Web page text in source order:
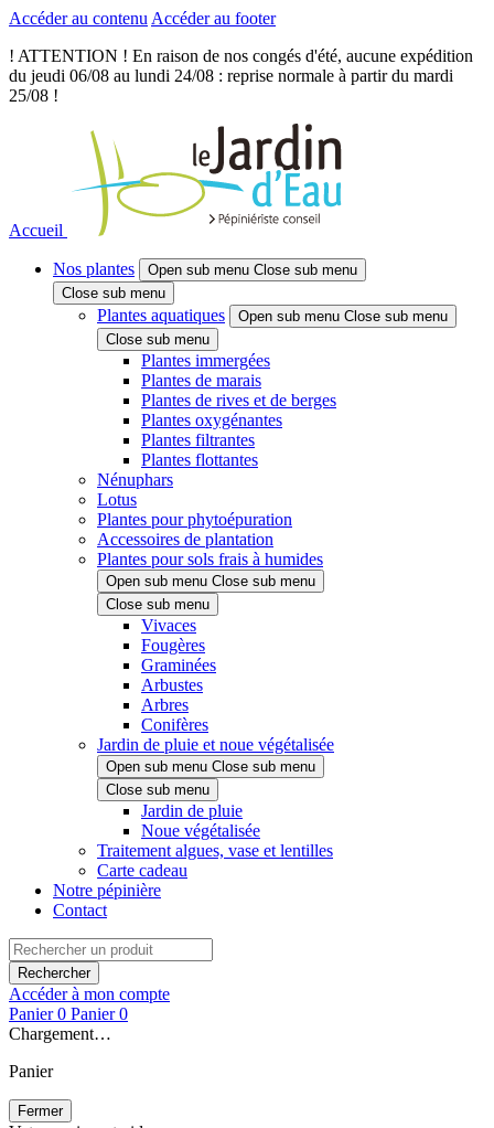
Accéder au contenu Accéder au footer
! ATTENTION ! En raison de nos congés d'été, aucune expédition
du jeudi 06/08 au lundi 24/08 : reprise normale à partir du mardi
25/08 !
Accueil
Nos plantes Open sub menu Close sub menu
Close sub menu
Plantes aquatiques Open sub menu Close sub menu
Close sub menu
Plantes immergées
Plantes de marais
Plantes de rives et de berges
Plantes oxygénantes
Plantes filtrantes
Plantes flottantes
Nénuphars
Lotus
Plantes pour phytoépuration
Accessoires de plantation
Plantes pour sols frais à humides
Open sub menu Close sub menu
Close sub menu
Vivaces
Fougères
Graminées
Arbustes
Arbres
Conifères
Jardin de pluie et noue végétalisée
Open sub menu Close sub menu
Close sub menu
Jardin de pluie
Noue végétalisée
Traitement algues, vase et lentilles
Carte cadeau
Notre pépinière
Contact
Rechercher
Accéder à mon compte
Panier 0 Panier 0
Chargement…
Panier
Fermer